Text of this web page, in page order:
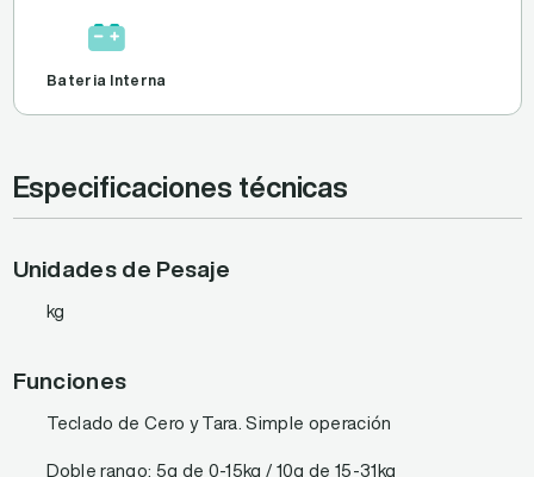
Bateria Interna
Especificaciones técnicas
Unidades de Pesaje
kg
Funciones
Teclado de Cero y Tara. Simple operación
Doble rango: 5g de 0-15kg / 10g de 15-31kg